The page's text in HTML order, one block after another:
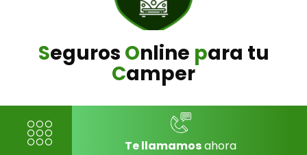
Seguros Online para tu
Camper
Te llamamosahora